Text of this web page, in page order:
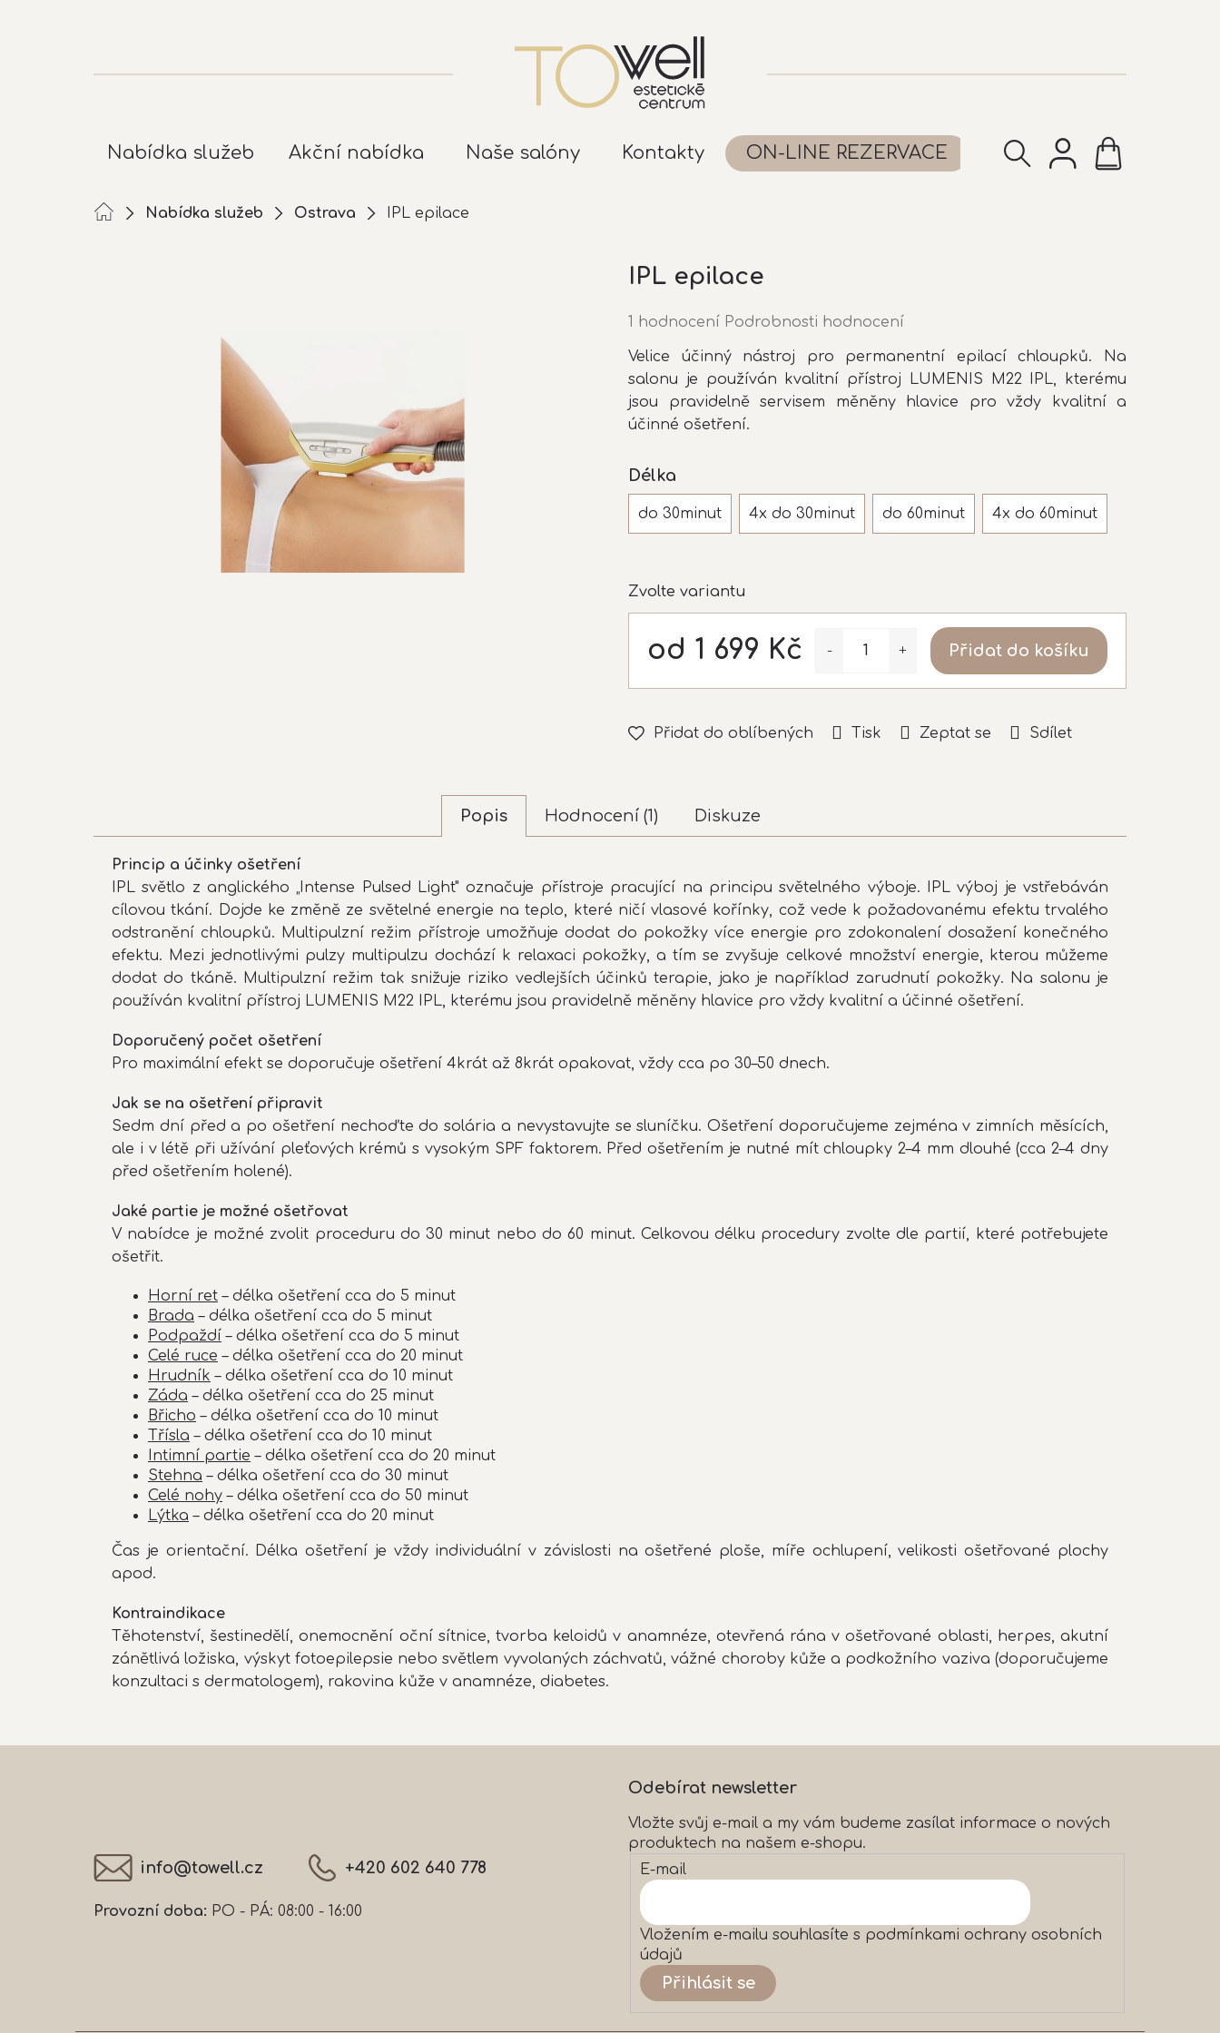
NÁKUPNÍ
KOŠÍK
Nabídka služeb Akční nabídka Naše salóny Kontakty ON-LINE REZERVACE
Nabídka služeb Ostrava IPL epilace
Zvolte variantu
Délka
do 30minut 4x do 30minut do 60minut 4x do 60minut
Velice účinný nástroj pro permanentní epilací chloupků. Na
salonu je používán kvalitní přístroj LUMENIS M22 IPL, kterému
jsou pravidelně servisem měněny hlavice pro vždy kvalitní a
účinné ošetření.
Přidat do oblíbených Tisk Zeptat se Sdílet
IPL epilace
Průměrné
produktu
je
5,0
z
1 hodnocení Podrobnosti hodnocení
od 1 699 Kč
cena:
Přidat do košíku
Popis Hodnocení (1) Diskuze
Princip a účinky ošetření
IPL světlo z anglického „Intense Pulsed Light" označuje přístroje pracující na principu světelného výboje. IPL výboj je vstřebáván
cílovou tkání. Dojde ke změně ze světelné energie na teplo, které ničí vlasové kořínky, což vede k požadovanému efektu trvalého
odstranění chloupků. Multipulzní režim přístroje umožňuje dodat do pokožky více energie pro zdokonalení dosažení konečného
efektu. Mezi jednotlivými pulzy multipulzu dochází k relaxaci pokožky, a tím se zvyšuje celkové množství energie, kterou můžeme
dodat do tkáně. Multipulzní režim tak snižuje riziko vedlejších účinků terapie, jako je například zarudnutí pokožky. Na salonu je
používán kvalitní přístroj LUMENIS M22 IPL, kterému jsou pravidelně měněny hlavice pro vždy kvalitní a účinné ošetření.
Doporučený počet ošetření
Pro maximální efekt se doporučuje ošetření 4krát až 8krát opakovat, vždy cca po 30–50 dnech.
Jak se na ošetření připravit
Sedm dní před a po ošetření nechoďte do solária a nevystavujte se sluníčku. Ošetření doporučujeme zejména v zimních měsících,
ale i v létě při užívání pleťových krémů s vysokým SPF faktorem. Před ošetřením je nutné mít chloupky 2–4 mm dlouhé (cca 2–4 dny
před ošetřením holené).
Jaké partie je možné ošetřovat
V nabídce je možné zvolit proceduru do 30 minut nebo do 60 minut. Celkovou délku procedury zvolte dle partií, které potřebujete
ošetřit.
Horní ret – délka ošetření cca do 5 minut
Brada – délka ošetření cca do 5 minut
Podpaždí – délka ošetření cca do 5 minut
Celé ruce – délka ošetření cca do 20 minut
Hrudník – délka ošetření cca do 10 minut
Záda – délka ošetření cca do 25 minut
Břicho – délka ošetření cca do 10 minut
Třísla – délka ošetření cca do 10 minut
Intimní partie – délka ošetření cca do 20 minut
Stehna – délka ošetření cca do 30 minut
Celé nohy – délka ošetření cca do 50 minut
Lýtka – délka ošetření cca do 20 minut
Čas je orientační. Délka ošetření je vždy individuální v závislosti na ošetřené ploše, míře ochlupení, velikosti ošetřované plochy
apod.
Kontraindikace
Těhotenství, šestinedělí, onemocnění oční sítnice, tvorba keloidů v anamnéze, otevřená rána v ošetřované oblasti, herpes, akutní
zánětlivá ložiska, výskyt fotoepilepsie nebo světlem vyvolaných záchvatů, vážné choroby kůže a podkožního vaziva (doporučujeme
konzultaci s dermatologem), rakovina kůže v anamnéze, diabetes.
info@towell.cz +420 602 640 778
Provozní doba: PO - PÁ: 08:00 - 16:00
Odebírat newsletter
Vložte svůj e-mail a my vám budeme zasílat informace o nových
produktech na našem e-shopu.
E-mail
Vložením e-mailu souhlasíte s podmínkami ochrany osobních
údajů
Přihlásit se